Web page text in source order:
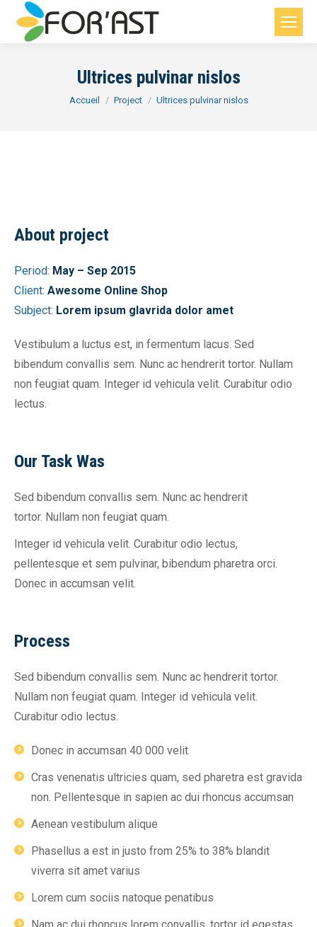
Ultrices pulvinar nislos
Vous êtes ici :
Accueil Project Ultrices pulvinar nislos
About project
Period: May – Sep 2015
Client: Awesome Online Shop
Subject: Lorem ipsum glavrida dolor amet
Vestibulum a luctus est, in fermentum lacus. Sed
bibendum convallis sem. Nunc ac hendrerit tortor. Nullam
non feugiat quam. Integer id vehicula velit. Curabitur odio
lectus.
Our Task Was
Sed bibendum convallis sem. Nunc ac hendrerit
tortor. Nullam non feugiat quam.
Integer id vehicula velit. Curabitur odio lectus,
pellentesque et sem pulvinar, bibendum pharetra orci.
Donec in accumsan velit.
Process
Sed bibendum convallis sem. Nunc ac hendrerit tortor.
Nullam non feugiat quam. Integer id vehicula velit.
Curabitur odio lectus.
Donec in accumsan 40 000 velit
Cras venenatis ultricies quam, sed pharetra est gravida
non. Pellentesque in sapien ac dui rhoncus accumsan
Aenean vestibulum alique
Phasellus a est in justo from 25% to 38% blandit
viverra sit amet varius
Lorem cum sociis natoque penatibus